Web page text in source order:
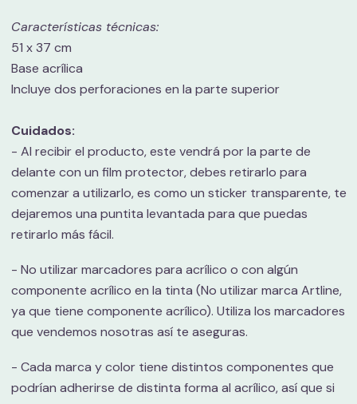
Características técnicas:
51 x 37 cm
Base acrílica
Incluye dos perforaciones en la parte superior
Cuidados:
- Al recibir el producto, este vendrá por la parte de
delante con un film protector, debes retirarlo para
comenzar a utilizarlo, es como un sticker transparente, te
dejaremos una puntita levantada para que puedas
retirarlo más fácil.
- No utilizar marcadores para acrílico o con algún
componente acrílico en la tinta (No utilizar marca Artline,
ya que tiene componente acrílico). Utiliza los marcadores
que vendemos nosotras así te aseguras.
- Cada marca y color tiene distintos componentes que
podrían adherirse de distinta forma al acrílico, así que si